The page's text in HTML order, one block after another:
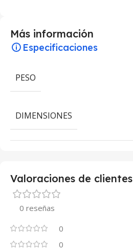
Más información
Especificaciones
PESO
DIMENSIONES
Valoraciones de clientes
0 reseñas
0
0